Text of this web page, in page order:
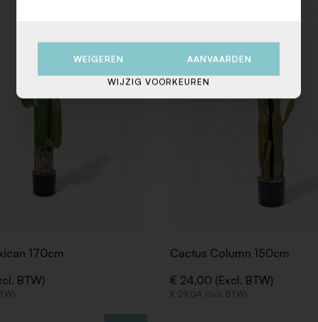
170cm
BTW)
Cactus Column 150cm
€ 24,00 (Excl. BTW)
€ 29,04 (Incl. BTW)
WEIGEREN AANVAARDEN
WIJZIG VOORKEUREN